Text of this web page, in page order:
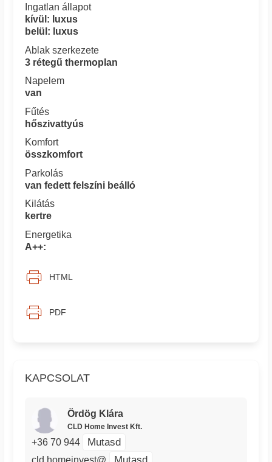
KAPCSOLAT
Ördög Klára
CLD Home Invest Kft.
+36 70 944 Mutasd
Ingatlan állapot
kívül: luxus
belül: luxus
Ablak szerkezete
3 rétegű thermoplan
Napelem
van
Fűtés
hőszivattyús
Komfort
összkomfort
Parkolás
van fedett felszíni beálló
Kilátás
kertre
Energetika
A++:
HTML
PDF